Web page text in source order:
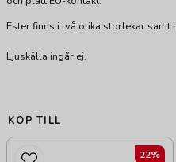
Ester finns i två olika storlekar samt
Ljuskälla ingår ej.
KÖP TILL
22%